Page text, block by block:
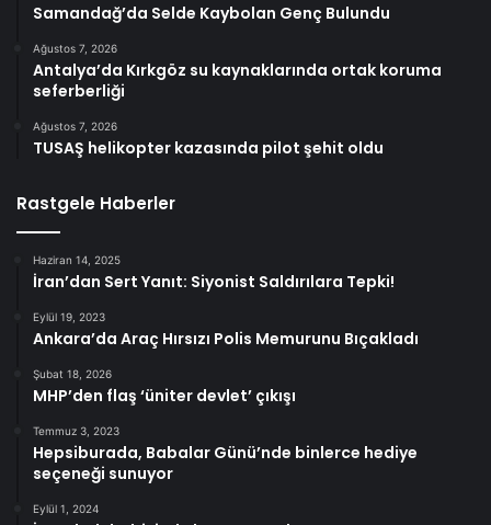
Samandağ’da Selde Kaybolan Genç Bulundu
Ağustos 7, 2026
Antalya’da Kırkgöz su kaynaklarında ortak koruma
seferberliği
Ağustos 7, 2026
TUSAŞ helikopter kazasında pilot şehit oldu
Rastgele Haberler
Haziran 14, 2025
İran’dan Sert Yanıt: Siyonist Saldırılara Tepki!
Eylül 19, 2023
Ankara’da Araç Hırsızı Polis Memurunu Bıçakladı
Şubat 18, 2026
MHP’den flaş ‘üniter devlet’ çıkışı
Temmuz 3, 2023
Hepsiburada, Babalar Günü’nde binlerce hediye
seçeneği sunuyor
Eylül 1, 2024